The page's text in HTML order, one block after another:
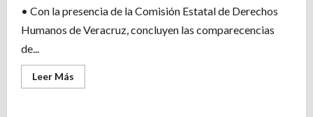
• Con la presencia de la Comisión Estatal de Derechos
Humanos de Veracruz, concluyen las comparecencias
de...
Leer Más
más